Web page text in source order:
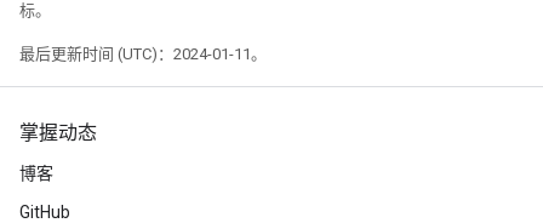
标。
最后更新时间 (UTC)：2024-01-11。
掌握动态
博客
GitHub